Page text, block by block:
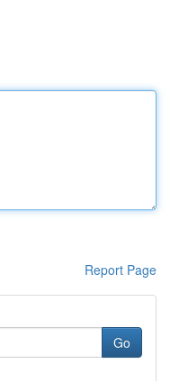
Report Page
Go